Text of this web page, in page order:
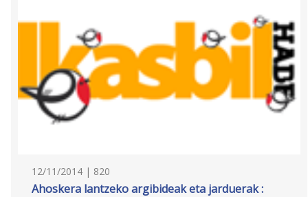
12/11/2014 | 820
Ahoskera lantzeko argibideak eta jarduerak :